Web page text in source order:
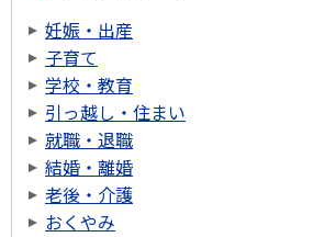
妊娠・出産
子育て
学校・教育
引っ越し・住まい
就職・退職
結婚・離婚
老後・介護
おくやみ